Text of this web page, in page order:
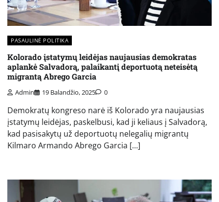
PASAULINĖ POLITIKA
Kolorado įstatymų leidėjas naujausias demokratas
aplankė Salvadorą, palaikantį deportuotą neteisėtą
migrantą Abrego Garcia
Admin 19 Balandžio, 2025 0
Demokratų kongreso narė iš Kolorado yra naujausias
įstatymų leidėjas, paskelbusi, kad ji keliaus į Salvadorą,
kad pasisakytų už deportuotų nelegalių migrantų
Kilmaro Armando Abrego Garcia […]